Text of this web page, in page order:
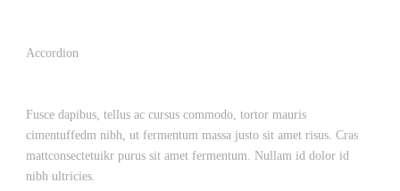
Accordion
Fusce dapibus, tellus ac cursus commodo, tortor mauris
cimentuffedm nibh, ut fermentum massa justo sit amet risus. Cras
mattconsectetuikr purus sit amet fermentum. Nullam id dolor id
nibh ultricies.